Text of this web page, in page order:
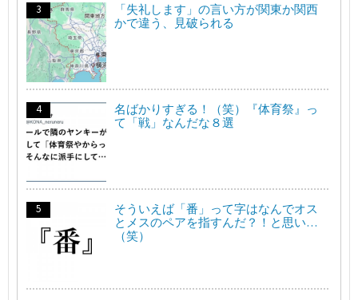
「失礼します」の言い方が関東か関西
かで違う、見破られる
名ばかりすぎる！（笑）『体育祭』っ
て「戦」なんだな８選
そういえば「番」って字はなんでオス
とメスのペアを指すんだ？！と思い…
（笑）